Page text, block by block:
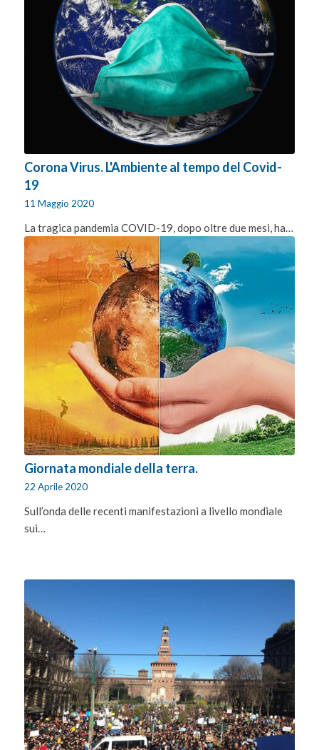
Corona Virus. L'Ambiente al tempo del Covid-
19
11 Maggio 2020
La tragica pandemia COVID-19, dopo oltre due mesi, ha…
Giornata mondiale della terra.
22 Aprile 2020
Sull’onda delle recenti manifestazioni a livello mondiale
sui…